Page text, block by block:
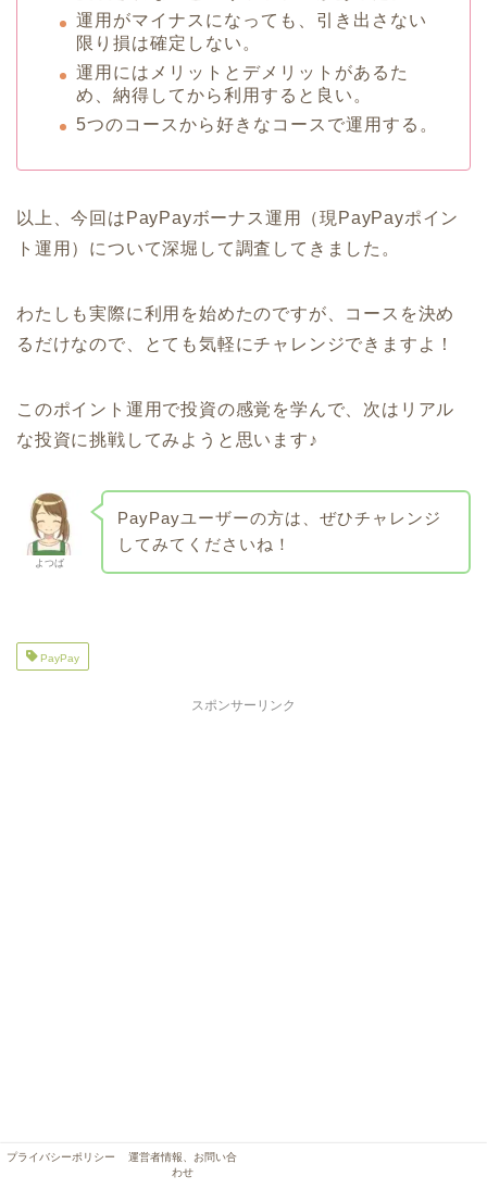
運用がマイナスになっても、引き出さない
限り損は確定しない。
運用にはメリットとデメリットがあるた
め、納得してから利用すると良い。
5つのコースから好きなコースで運用する。
以上、今回はPayPayボーナス運用（現PayPayポイン
ト運用）について深堀して調査してきました。
わたしも実際に利用を始めたのですが、コースを決め
るだけなので、とても気軽にチャレンジできますよ！
このポイント運用で投資の感覚を学んで、次はリアル
な投資に挑戦してみようと思います♪
よつば
PayPayユーザーの方は、ぜひチャレンジ
してみてくださいね！
PayPay
スポンサーリンク
プライバシーポリシー
運営者情報、お問い合
わせ